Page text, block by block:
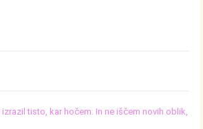
tisto, kar hočem. In ne iščem novih oblik,